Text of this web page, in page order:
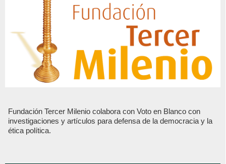
Fundación Tercer Milenio colabora con Voto en Blanco con
investigaciones y artículos para defensa de la democracia y la
ética política.